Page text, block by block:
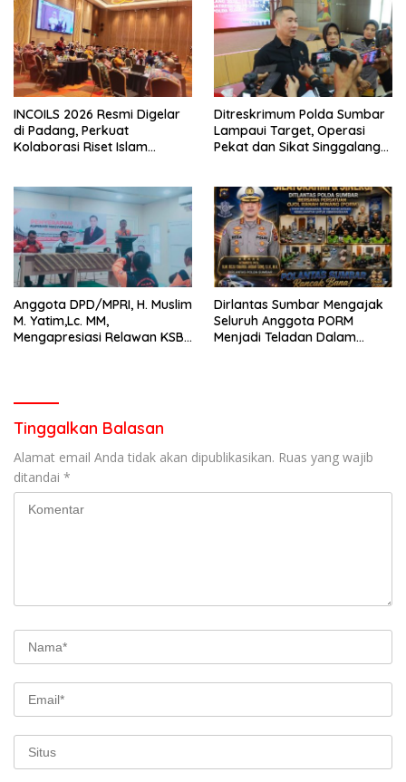
INCOILS 2026 Resmi Digelar
di Padang, Perkuat
Kolaborasi Riset Islam
Ditreskrimum Polda Sumbar
Lampaui Target, Operasi
Pekat dan Sikat Singgalang
Anggota DPD/MPRI, H. Muslim
M. Yatim,Lc. MM,
Mengapresiasi Relawan KSB
Dirlantas Sumbar Mengajak
Seluruh Anggota PORM
Menjadi Teladan Dalam
Tinggalkan Balasan
Alamat email Anda tidak akan dipublikasikan. Ruas yang wajib
ditandai *